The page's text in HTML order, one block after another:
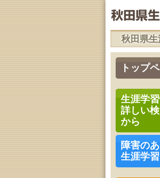
秋田県
トップ
生涯学
詳しい
から
障害の
生涯学習